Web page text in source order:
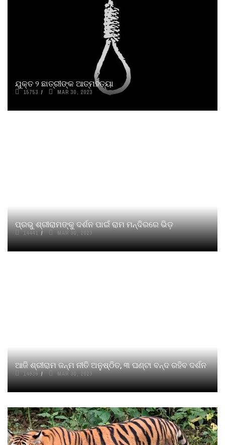
ଯୁକ୍ତ ୨ ଛାତ୍ରୀଙ୍କ ଆତ୍ମହତ୍ୟା
15753 MAR 30, 2023
ପ୍ରଭୁ ଶ୍ରୀରାମଙ୍କୁ ଦର୍ଶନ ପାଇଁ ରାମ ମନ୍ଦିରରେ ଭିଡ଼
14441 MAR 30, 2023
ଆଜି ଶ୍ରୀରାମ ଜନ୍ମ ନୀତି ଅନୁଷ୍ଠିତ, ୩ ଘଣ୍ଟା ବନ୍ଦ ରହିବ ଦର୍ଶନ
14936 MAR 30, 2023